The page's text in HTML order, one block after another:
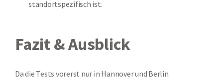
standortspezifisch ist.
Fazit & Ausblick
Da die Tests vorerst nur in Hannover und Berlin